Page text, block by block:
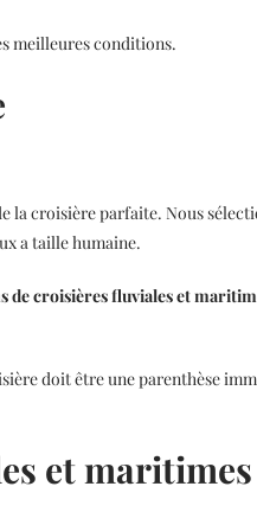
meilleures conditions.
la croisière parfaite. Nous
a taille humaine.
de croisières fluviales et
doit être une parenthèse
et maritimes